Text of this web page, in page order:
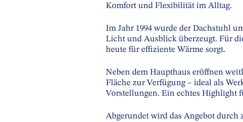
Komfort und Flexibilität im Alltag.
Im Jahr 1994 wurde der Dachstuhl
Licht und Ausblick überzeugt. Für
heute für effiziente Wärme sorgt.
Neben dem Haupthaus eröffnen
Fläche zur Verfügung – ideal als
Vorstellungen. Ein echtes Highlight
Abgerundet wird das Angebot durch